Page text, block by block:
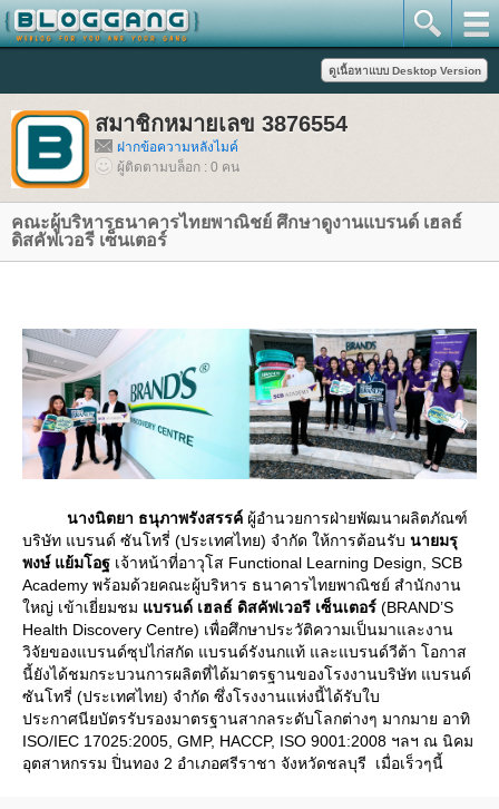
สมาชิกหมายเลข 3876554
ฝากข้อความหลังไมค์
ผู้ติดตามบล็อก : 0 คน
คณะผู้บริหารธนาคารไทยพาณิชย์ ศึกษาดูงานแบรนด์ เฮลธ์
ดิสคัฟเวอรี เซ็นเตอร์
นางนิตยา ธนุภาพรังสรรค์ ผู้อำนวยการฝ่ายพัฒนาผลิตภัณฑ์
บริษัท แบรนด์ ซันโทรี่ (ประเทศไทย) จำกัด ให้การต้อนรับ นายมรุ
พงษ์ แย้มโอฐ เจ้าหน้าที่อาวุโส Functional Learning Design, SCB
Academy พร้อมด้วยคณะผู้บริหาร ธนาคารไทยพาณิชย์ สำนักงาน
หญ่ เข้าเยี่ยมชม บรนด์ เฮลธ์ ดิสคัฟเวอรี เซ็นเตอร์ (BRAND’S
Health Discovery Centre) เพื่อศึกษาประวัติความเป็นมาและงาน
วิจัยของแบรนด์ซุปไก่สกัด แบรนด์รังนกแท้ และแบรนด์วีต้า โอกาส
นี้ยังได้ชมกระบวนการผลิตที่ได้มาตรฐานของโรงงานบริษัท แบรนด์
ซันโทรี่ (ประเทศไทย) จำกัด ซึ่งโรงงานแห่งนี้ได้รับใบ
ประกาศนียบัตรรับรองมาตรฐานสากลระดับโลกต่างๆ มากมาย อาทิ
ISO/IEC 17025:2005, GMP, HACCP, ISO 9001:2008 ฯลฯ ณ นิคม
อุตสาหกรรม ปิ่นทอง 2 อำเภอศรีราชา จังหวัดชลบุรี เมื่อเร็วๆนี้